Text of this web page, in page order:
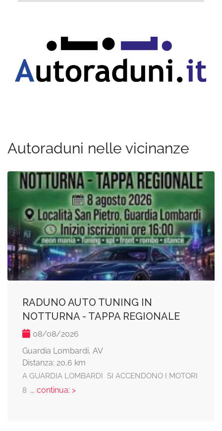
Autoraduni nelle vicinanze
RADUNO AUTO TUNING IN
NOTTURNA - TAPPA REGIONALE
08/08/2026
Guardia Lombardi, AV
Distanza: 20,6 km
A GUARDIA LOMBARDI SI ACCENDONO I MOTORI
8 ... continua: >